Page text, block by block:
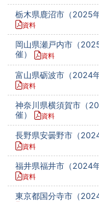
栃木県鹿沼市（2025
資料
岡山県瀬戸内市（
催）
資料
富山県砺波市（2024
資料
神奈川県横須賀市（
催）
資料
長野県安曇野市（
資料
福井県福井市（2024
資料
東京都国分寺市（